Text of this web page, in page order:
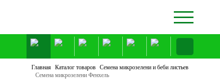
Главная Каталог товаров Семена микрозелени и беби листьев
Семена микрозелени Фенхель